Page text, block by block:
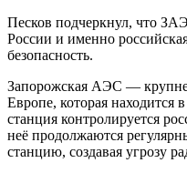
Песков подчеркнул, что
России и именно
безопасность.
Запорожская АЭС —
Европе, которая находится
станция контролируется
неё продолжаются
станцию, создавая угрозу